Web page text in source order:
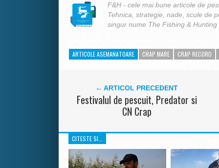
F&H - cele mai bune articole de
Tehnica, strategie, nade, scule de
singur nume The Fishing & Hunting
ARTICOLE ASEMANATOARE CRAP MARE CRAP RECORD
← ARTICOL PRECEDENT
Festivalul de pescuit, Predator si
CN Crap
CITESTE SI...